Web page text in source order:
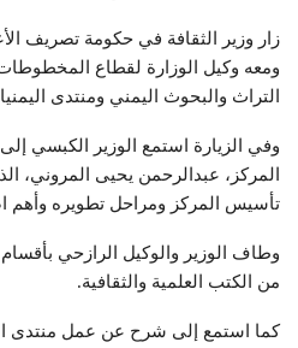
زار وزير الثقافة في حكومة تصريف
ومعه وكيل الوزارة لقطاع
التراث والبحوث اليمني ومنتدى
وفي الزيارة استمع الوزير الكبسي
المركز، عبدالرحمن يحيى المروني،
تأسيس المركز ومراحل تطويره وأهم
وطاف الوزير والوكيل الرازحي بأقسام
من الكتب العلمية والثقافية.
كما استمع إلى شرح عن عمل منتدى